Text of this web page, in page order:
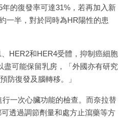
的復發率可達31%，若再加入新
一半，對於同時為HR陽性的患
HER2和HER4受體，抑制癌細胞
可能保留乳房，「外國亦有研究
防復發及腦轉移。」
一次心臟功能的檢查。而奈拉替
透過調節劑量和處方止瀉藥等方